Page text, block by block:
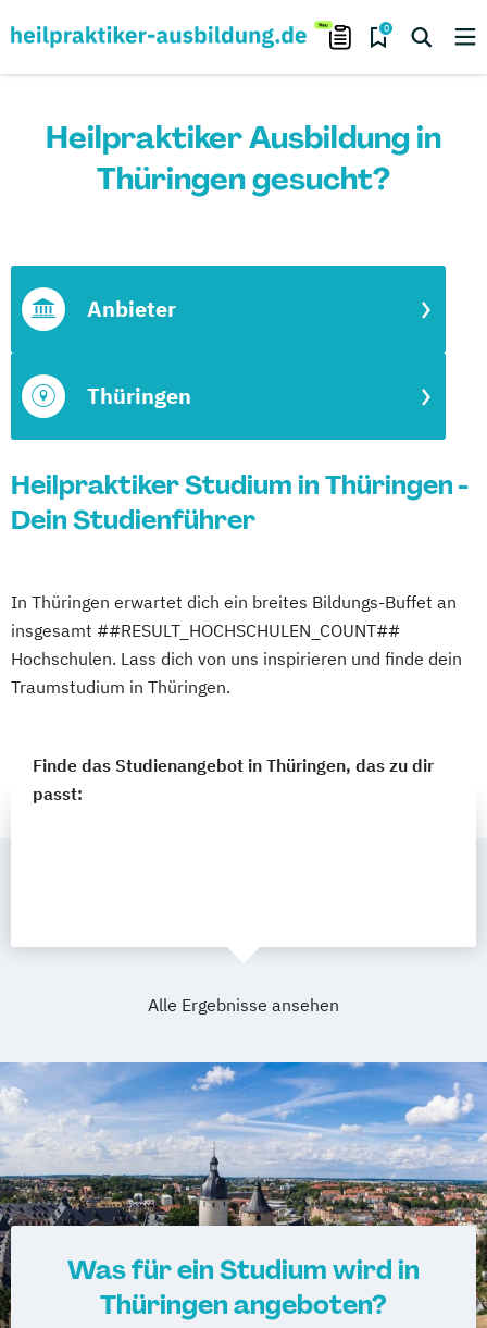
0
Heilpraktiker Ausbildung in
Thüringen gesucht?
Thüringen
Anbieter
Heilpraktiker Studium in Thüringen -
Dein Studienführer
In Thüringen erwartet dich ein breites Bildungs-Buffet an
insgesamt ##RESULT_HOCHSCHULEN_COUNT##
Hochschulen. Lass dich von uns inspirieren und finde dein
Traumstudium in Thüringen.
Finde das Studienangebot in Thüringen, das zu dir
passt:
Alle Ergebnisse ansehen
Was für ein Studium wird in
Thüringen angeboten?